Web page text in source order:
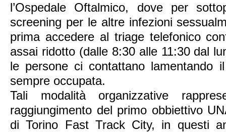
l’Ospedale Oftalmico, dove per
screening per le altre infezioni
prima accedere al triage telefonico
assai ridotto (dalle 8:30 alle 11:30 dal
le persone ci contattano lamentando
sempre occupata.
Tali modalità organizzative
raggiungimento del primo obbiettivo
di Torino Fast Track City, in questi